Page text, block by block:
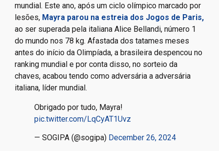
mundial. Este ano, após um ciclo olímpico marcado por
lesões, Mayra parou na estreia dos Jogos de Paris,
ao ser superada pela italiana Alice Bellandi, número 1
do mundo nos 78 kg. Afastada dos tatames meses
antes do início da Olimpíada, a brasileira despencou no
ranking mundial e por conta disso, no sorteio da
chaves, acabou tendo como adversária a adversária
italiana, líder mundial.
Obrigado por tudo, Mayra!
pic.twitter.com/LqCyAT1Uvz
— SOGIPA (@sogipa) December 26, 2024